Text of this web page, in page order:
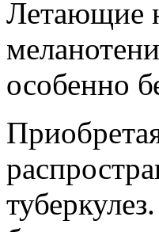
Летающие
особенно